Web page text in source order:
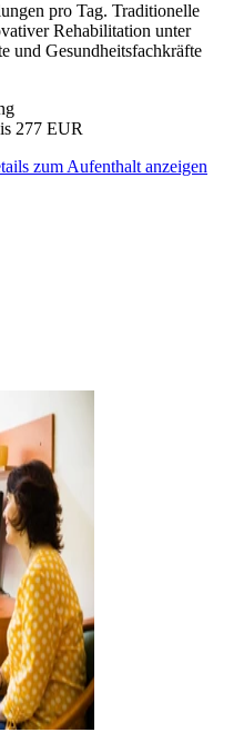
pro Tag. Traditionelle
Rehabilitation unter
und Gesundheitsfachkräfte
277 EUR
zum Aufenthalt anzeigen